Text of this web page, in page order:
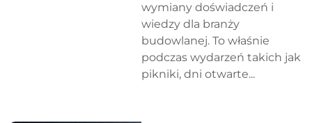
wymiany doświadczeń i
wiedzy dla branży
budowlanej. To właśnie
podczas wydarzeń takich jak
pikniki, dni otwarte...